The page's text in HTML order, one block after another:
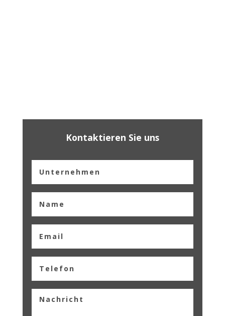
Kontaktieren Sie uns